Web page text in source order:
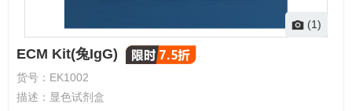
(1)
ECM Kit(兔IgG)
货号： EK1002
描述： 显色试剂盒